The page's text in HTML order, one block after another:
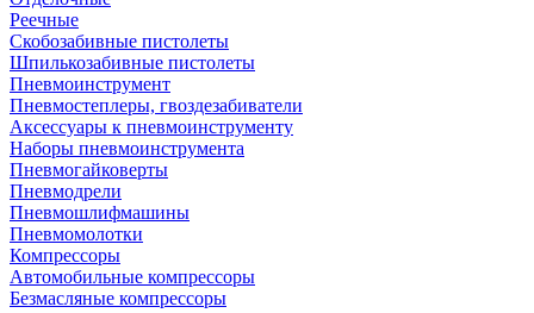
Реечные
Скобозабивные пистолеты
Шпилькозабивные пистолеты
Пневмоинструмент
Пневмостеплеры, гвоздезабиватели
Аксессуары к пневмоинструменту
Наборы пневмоинструмента
Пневмогайковерты
Пневмодрели
Пневмошлифмашины
Пневмомолотки
Компрессоры
Автомобильные компрессоры
Безмасляные компрессоры